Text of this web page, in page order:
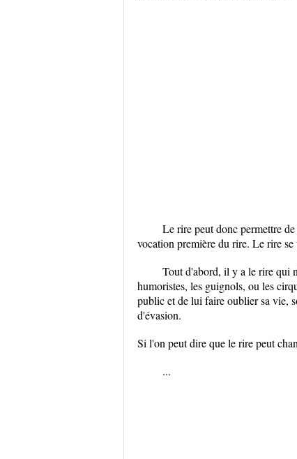
Le rire peut donc permettre
vocation première du rire. Le rire
Tout d'abord, il y a le rire qui
humoristes, les guignols, ou les
public et de lui faire oublier sa vie,
d'évasion.
Si l'on peut dire que le rire peut
...